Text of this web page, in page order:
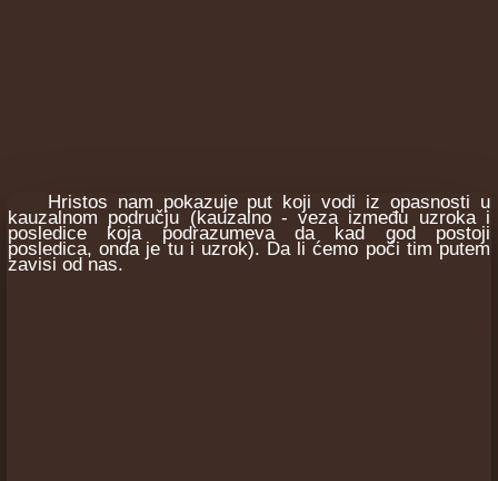
Hristos nam pokazuje put koji vodi iz opasnosti u
kauzalnom području (kauzalno - veza između uzroka i
posledice koja podrazumeva da kad god postoji
posledica, onda je tu i uzrok). Da li ćemo poći tim putem
zavisi od nas.